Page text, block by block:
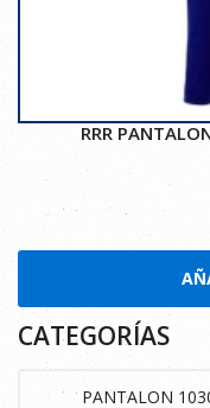
RRR
CATEGORÍAS